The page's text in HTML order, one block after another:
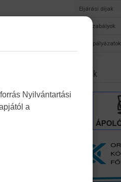
Eljárási díjak
Jogszabályok
Álláspályázatok
Linkek
Nyilvántartási
a